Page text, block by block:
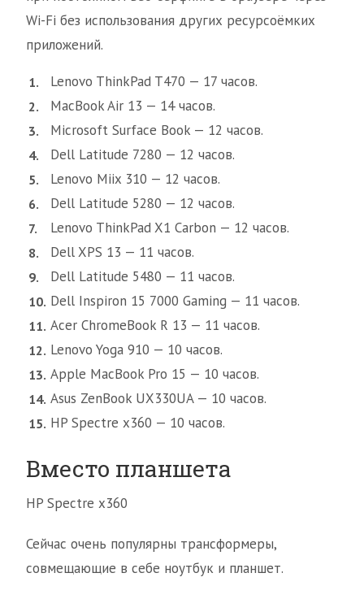
Wi-Fi без использования других ресурсоёмких
приложений.
Lenovo ThinkPad T470 — 17 часов.
MacBook Air 13 — 14 часов.
Microsoft Surface Book — 12 часов.
Dell Latitude 7280 — 12 часов.
Lenovo Miix 310 — 12 часов.
Dell Latitude 5280 — 12 часов.
Lenovo ThinkPad X1 Carbon — 12 часов.
Dell XPS 13 — 11 часов.
Dell Latitude 5480 — 11 часов.
Dell Inspiron 15 7000 Gaming — 11 часов.
Acer ChromeBook R 13 — 11 часов.
Lenovo Yoga 910 — 10 часов.
Apple MacBook Pro 15 — 10 часов.
Asus ZenBook UX330UA — 10 часов.
HP Spectre x360 — 10 часов.
Вместо планшета
HP Spectre x360
Сейчас очень популярны трансформеры,
совмещающие в себе ноутбук и планшет.